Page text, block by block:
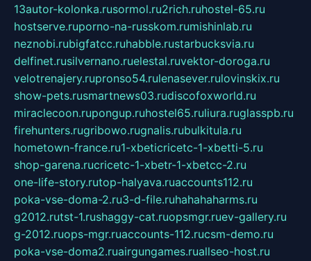
13autor-kolonka.rusormol.ru2rich.ruhostel-65.ru
hostserve.ruporno-na-russkom.rumishinlab.ru
neznobi.rubigfatcc.ruhabble.rustarbucksvia.ru
delfinet.rusilvernano.ruelestal.ruvektor-doroga.ru
velotrenajery.rupronso54.rulenasever.rulovinskix.ru
show-pets.rusmartnews03.rudiscofoxworld.ru
miraclecoon.rupongup.ruhostel65.ruliura.ruglasspb.ru
firehunters.rugribowo.rugnalis.rubulkitula.ru
hometown-france.ru1-xbeticricetc-1-xbetti-5.ru
shop-garena.rucricetc-1-xbetr-1-xbetcc-2.ru
one-life-story.rutop-halyava.ruaccounts112.ru
poka-vse-doma-2.ru3-d-file.ruhahahaharms.ru
g2012.rutst-1.rushaggy-cat.ruopsmgr.ruev-gallery.ru
g-2012.ruops-mgr.ruaccounts-112.rucsm-demo.ru
poka-vse-doma2.ruairgungames.ruallseo-host.ru